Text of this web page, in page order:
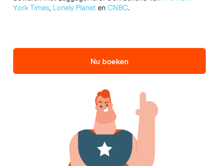
York Times, Lonely Planeten CNBC.
Nu boeken